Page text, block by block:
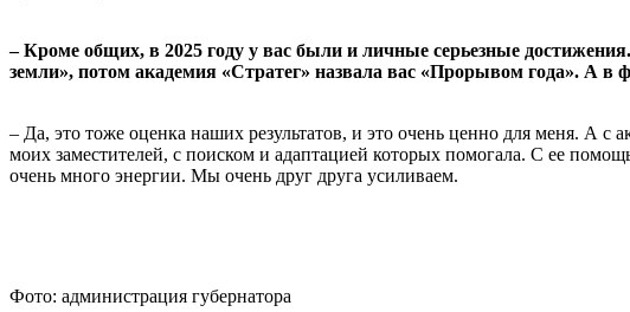
– Кроме общих, в 2025 году у вас были и личные серьезные
земли», потом академия «Стратег» назвала вас «Прорывом года». А в
– Да, это тоже оценка наших результатов, и это очень ценно для меня. А с
моих заместителей, с поиском и адаптацией которых помогала. С ее
очень много энергии. Мы очень друг друга усиливаем.
Фото: администрация губернатора